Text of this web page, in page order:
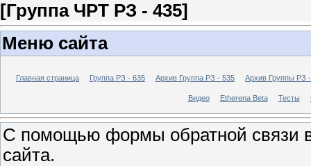
[Группа ЧРТ РЗ - 435]
Меню сайта
Главная страница Группа РЗ - 635 Архив Группа РЗ - 535 Архив Группы РЗ
Видео Etherena Beta Тесты
С помощью формы обратной связи
сайта.